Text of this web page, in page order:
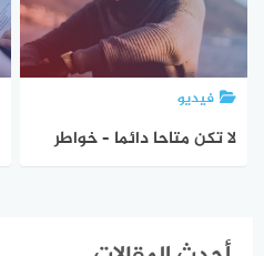
فيديو
لا تكن متاحا دائما – خواطر